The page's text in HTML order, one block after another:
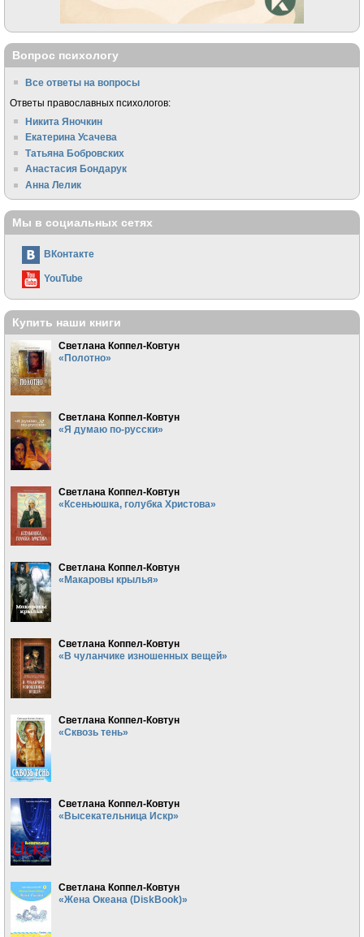
Вопрос психологу
Все ответы на вопросы
Ответы православных психологов:
Никита Яночкин
Екатерина Усачева
Татьяна Бобровских
Анастасия Бондарук
Анна Лелик
Мы в социальных сетях
ВКонтакте
YouTube
Купить наши книги
Светлана Коппел-Ковтун
«Полотно»
Светлана Коппел-Ковтун
«Я думаю по-русски»
Светлана Коппел-Ковтун
«Ксеньюшка, голубка Христова»
Светлана Коппел-Ковтун
«Макаровы крылья»
Светлана Коппел-Ковтун
«В чуланчике изношенных вещей»
Светлана Коппел-Ковтун
«Сквозь тень»
Светлана Коппел-Ковтун
«Высекательница Искр»
Светлана Коппел-Ковтун
«Жена Океана (DiskBook)»